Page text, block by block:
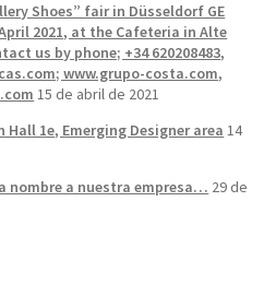
Shoes” fair in Düsseldorf GE
2021, at the Cafeteria in Alte
us by phone; +34 620208483,
www.grupo-costa.com,
15 de abril de 2021
Hall 1e, Emerging Designer area 14
nombre a nuestra empresa… 29 de